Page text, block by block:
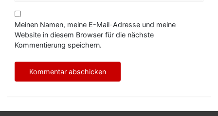
Meinen Namen, meine E-Mail-Adresse und meine
Website in diesem Browser für die nächste
Kommentierung speichern.